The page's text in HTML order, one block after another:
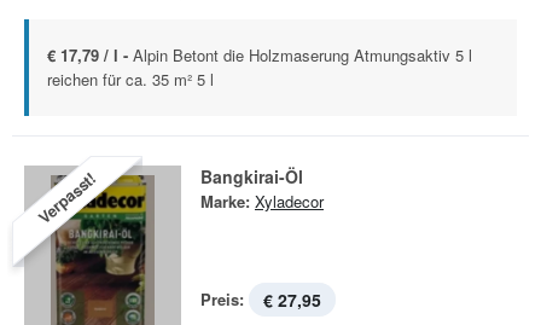
€ 17,79 / l - Alpin Betont die Holzmaserung Atmungsaktiv 5 l
reichen für ca. 35 m² 5 l
Verpasst! Bangkirai-Öl
Marke: Xyladecor
Preis: € 27,95